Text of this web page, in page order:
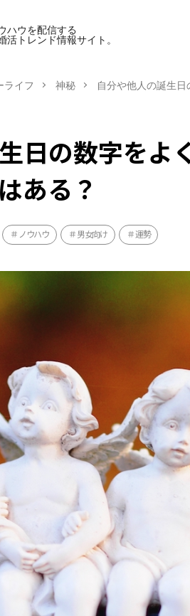
ハウを配信する
活トレンド情報サイト。
ライフ 神秘 自分や他人の誕生
日の数字をよ
ある？
ノウハウ 男女向け 運勢